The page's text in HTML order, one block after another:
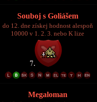
Souboj s Goliášem
do 12. dne získej hodnost alespoň
10000 v 1. 2. 3. nebo K lize
Megaloman